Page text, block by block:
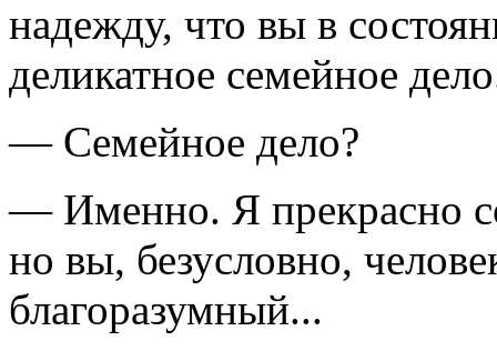
надежду, что вы в
деликатное семейное
— Семейное дело?
— Именно. Я прекрасно
но вы, безусловно,
благоразумный...